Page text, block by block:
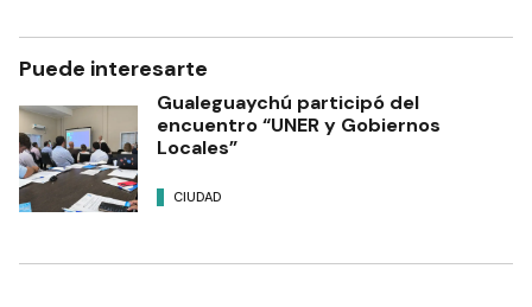
Puede interesarte
Gualeguaychú participó del
encuentro “UNER y Gobiernos
Locales”
CIUDAD